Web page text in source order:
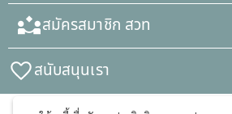
สมัครสมาชิก สวท
สนับสนุนเรา